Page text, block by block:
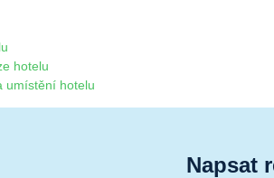
hotelu
umístění hotelu
Napsat